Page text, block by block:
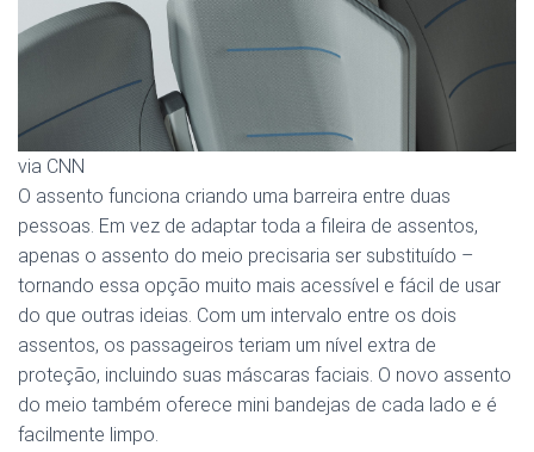
via CNN
O assento funciona criando uma barreira entre duas
pessoas. Em vez de adaptar toda a fileira de assentos,
apenas o assento do meio precisaria ser substituído –
tornando essa opção muito mais acessível e fácil de usar
do que outras ideias. Com um intervalo entre os dois
assentos, os passageiros teriam um nível extra de
proteção, incluindo suas máscaras faciais. O novo assento
do meio também oferece mini bandejas de cada lado e é
facilmente limpo.